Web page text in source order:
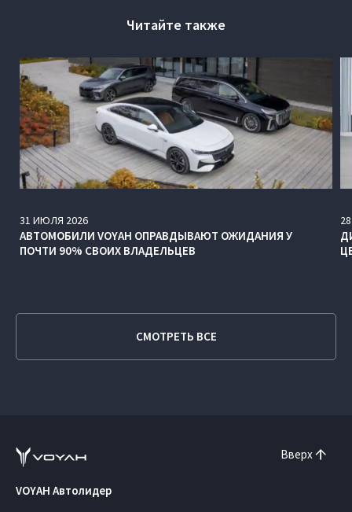
Читайте также
31 ИЮЛЯ 2026
АВТОМОБИЛИ VOYAH ОПРАВДЫВАЮТ ОЖИДАНИЯ У
ПОЧТИ 90% СВОИХ ВЛАДЕЛЬЦЕВ
28
СМОТРЕТЬ ВСЕ
Вверх
VOYAH Автолидер